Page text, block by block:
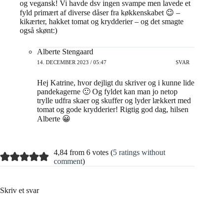
og vegansk! Vi havde dsv ingen svampe men lavede et
fyld primært af diverse dåser fra køkkenskabet 😉 –
kikærter, hakket tomat og krydderier – og det smagte
også skønt:)
Alberte Stengaard
14. DECEMBER 2023 / 05:47 SVAR
Hej Katrine, hvor dejligt du skriver og i kunne lide
pandekagerne 🙂 Og fyldet kan man jo netop
trylle udfra skaer og skuffer og lyder lækkert med
tomat og gode krydderier! Rigtig god dag, hilsen
Alberte 😀
4,84 from 6 votes (5 ratings without
comment)
Skriv et svar